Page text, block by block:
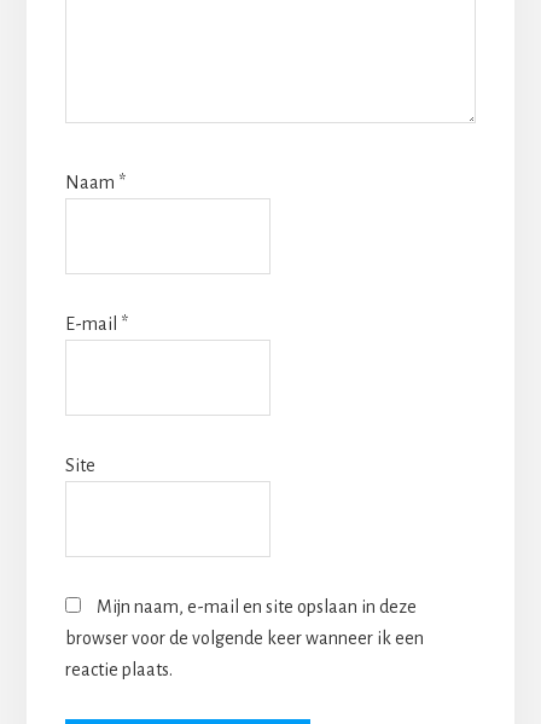
Naam *
E-mail *
Site
Mijn naam, e-mail en site opslaan in deze
browser voor de volgende keer wanneer ik een
reactie plaats.